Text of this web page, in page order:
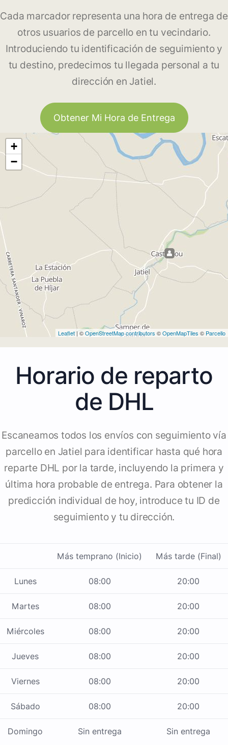
Cada marcador representa una hora de entrega de
otros usuarios de parcello en tu vecindario.
Introduciendo tu identificación de seguimiento y
tu destino, predecimos tu llegada personal a tu
dirección en Jatiel.
Obtener Mi Hora de Entrega
+
−
Leaflet | ©OpenStreetMap contributors ©OpenMapTiles © Parcello
Horario de reparto
de DHL
Escaneamos todos los envíos con seguimiento vía
parcello en Jatiel para identificar hasta qué hora
reparte DHL por la tarde, incluyendo la primera y
última hora probable de entrega. Para obtener la
predicción individual de hoy, introduce tu ID de
seguimiento y tu dirección.
Más temprano (Inicio) Más tarde (Final)
Lunes 08:00 20:00
Martes 08:00 20:00
Miércoles 08:00 20:00
Jueves 08:00 20:00
Viernes 08:00 20:00
Sábado 08:00 20:00
Domingo Sin entrega Sin entrega